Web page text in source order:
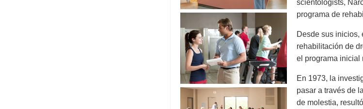
scientologists,
programa de
Desde sus inicios,
rehabilitación de
el programa inicial
En 1973, la
pasar a través de
de molestia,